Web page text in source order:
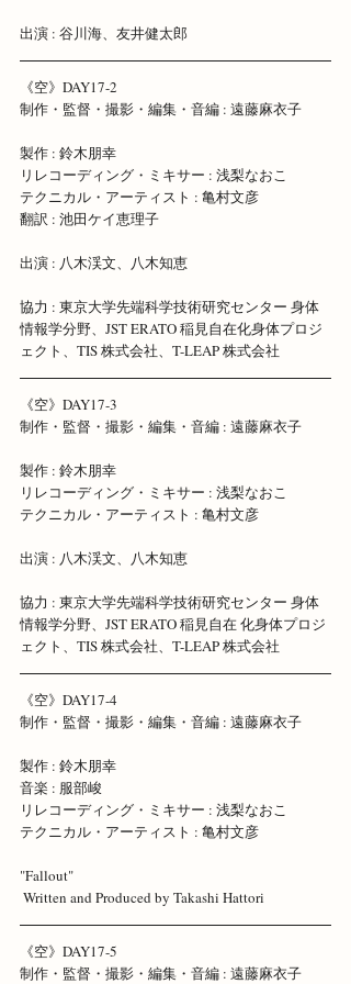
出演 : 谷川海、友井健太郎
《空》DAY17-2
制作・監督・撮影・編集・音編 : 遠藤麻衣子
製作 : 鈴木朋幸
リレコーディング・ミキサー : 浅梨なおこ
テクニカル・アーティスト : 亀村文彦
翻訳 : 池田ケイ恵理子
出演 : 八木渓文、八木知恵
協力 : 東京大学先端科学技術研究センター 身体
情報学分野、JST ERATO 稲見自在化身体プロジ
ェクト、TIS 株式会社、T-LEAP 株式会社
《空》DAY17-3
制作・監督・撮影・編集・音編 : 遠藤麻衣子
製作 : 鈴木朋幸
リレコーディング・ミキサー : 浅梨なおこ
テクニカル・アーティスト : 亀村文彦
出演 : 八木渓文、八木知恵
協力 : 東京大学先端科学技術研究センター 身体
情報学分野、JST ERATO 稲見自在 化身体プロジ
ェクト、TIS 株式会社、T-LEAP 株式会社
《空》DAY17-4
制作・監督・撮影・編集・音編 : 遠藤麻衣子
製作 : 鈴木朋幸
音楽 : 服部峻
リレコーディング・ミキサー : 浅梨なおこ
テクニカル・アーティスト : 亀村文彦
"Fallout"
Written and Produced by Takashi Hattori
《空》DAY17-5
制作・監督・撮影・編集・音編 : 遠藤麻衣子